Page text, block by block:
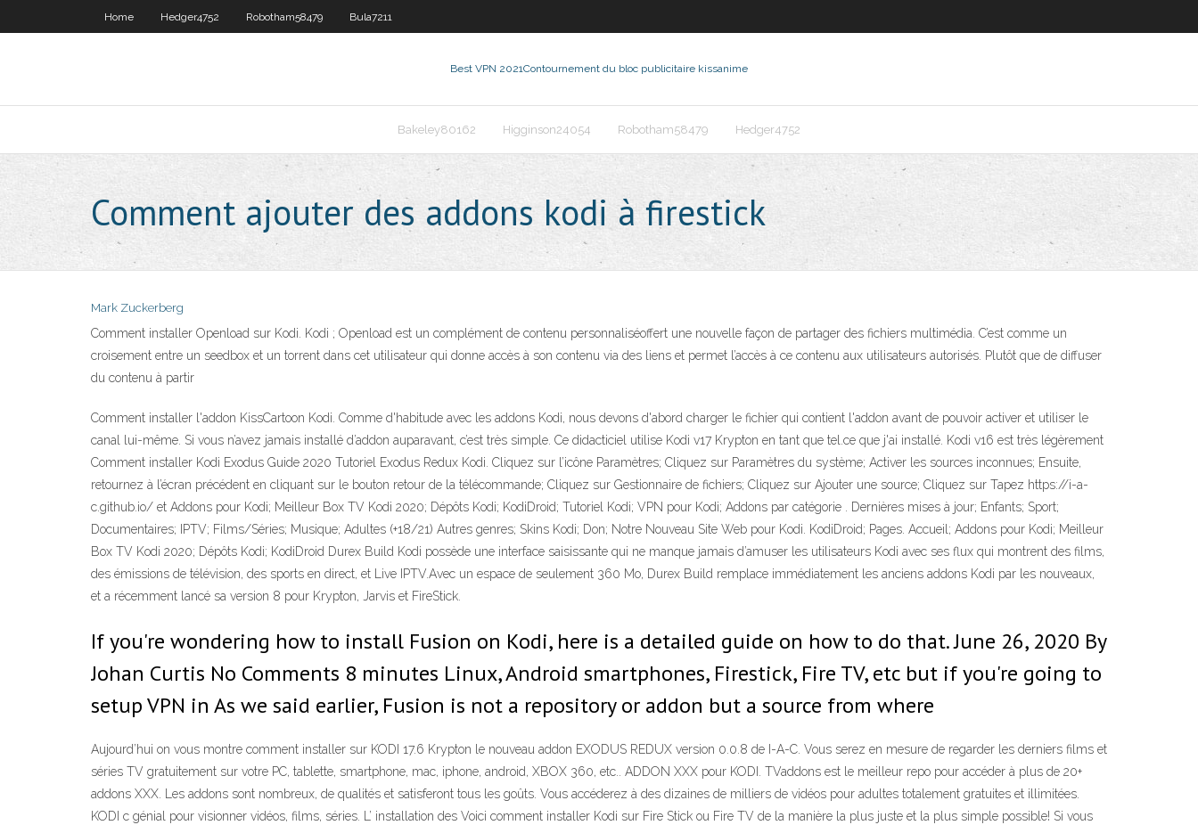
Home Hedger4752 Robotham58479 Bula7211
Best VPN 2021Contournement du bloc publicitaire kissanime
Bakeley80162 Higginson24054 Robotham58479 Hedger4752
Comment ajouter des addons kodi à firestick
Mark Zuckerberg
Comment installer Openload sur Kodi. Kodi ; Openload est un complément de contenu personnaliséoffert une nouvelle façon de partager des fichiers multimédia. C’est comme un
croisement entre un seedbox et un torrent dans cet utilisateur qui donne accès à son contenu via des liens et permet l’accès à ce contenu aux utilisateurs autorisés. Plutôt que de diffuser
du contenu à partir
Comment installer l'addon KissCartoon Kodi. Comme d'habitude avec les addons Kodi, nous devons d'abord charger le fichier qui contient l'addon avant de pouvoir activer et utiliser le
canal lui-même. Si vous n’avez jamais installé d’addon auparavant, c’est très simple. Ce didacticiel utilise Kodi v17 Krypton en tant que tel.ce que j'ai installé. Kodi v16 est très légèrement
Comment installer Kodi Exodus Guide 2020 Tutoriel Exodus Redux Kodi. Cliquez sur l’icône Paramètres; Cliquez sur Paramètres du système; Activer les sources inconnues; Ensuite,
retournez à l’écran précédent en cliquant sur le bouton retour de la télécommande; Cliquez sur Gestionnaire de fichiers; Cliquez sur Ajouter une source; Cliquez sur Tapez https://i-a-
c.github.io/ et Addons pour Kodi; Meilleur Box TV Kodi 2020; Dépôts Kodi; KodiDroid; Tutoriel Kodi; VPN pour Kodi; Addons par catégorie . Dernières mises à jour; Enfants; Sport;
Documentaires; IPTV; Films/Séries; Musique; Adultes (+18/21) Autres genres; Skins Kodi; Don; Notre Nouveau Site Web pour Kodi. KodiDroid; Pages. Accueil; Addons pour Kodi; Meilleur
Box TV Kodi 2020; Dépôts Kodi; KodiDroid Durex Build Kodi possède une interface saisissante qui ne manque jamais d’amuser les utilisateurs Kodi avec ses flux qui montrent des films,
des émissions de télévision, des sports en direct, et Live IPTV.Avec un espace de seulement 360 Mo, Durex Build remplace immédiatement les anciens addons Kodi par les nouveaux,
et a récemment lancé sa version 8 pour Krypton, Jarvis et FireStick.
If you're wondering how to install Fusion on Kodi, here is a detailed guide on how to do that. June 26, 2020 By
Johan Curtis No Comments 8 minutes Linux, Android smartphones, Firestick, Fire TV, etc but if you're going to
setup VPN in As we said earlier, Fusion is not a repository or addon but a source from where
Aujourd’hui on vous montre comment installer sur KODI 17.6 Krypton le nouveau addon EXODUS REDUX version 0.0.8 de I-A-C. Vous serez en mesure de regarder les derniers films et
séries TV gratuitement sur votre PC, tablette, smartphone, mac, iphone, android, XBOX 360, etc.. ADDON XXX pour KODI. TVaddons est le meilleur repo pour accéder à plus de 20+
addons XXX. Les addons sont nombreux, de qualités et satisferont tous les goûts. Vous accéderez à des dizaines de milliers de vidéos pour adultes totalement gratuites et illimitées.
KODI c génial pour visionner vidéos, films, séries. L’ installation des Voici comment installer Kodi sur Fire Stick ou Fire TV de la manière la plus juste et la plus simple possible! Si vous